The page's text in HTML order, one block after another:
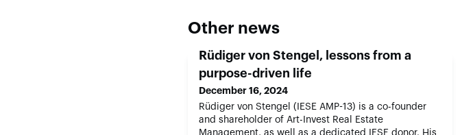
Other news
Rüdiger von Stengel, lessons from a
purpose-driven life
December 16, 2024
Rüdiger von Stengel (IESE AMP-13) is a co-founder
and shareholder of Art-Invest Real Estate